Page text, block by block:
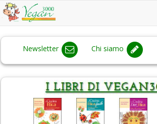
Newsletter Chi siamo